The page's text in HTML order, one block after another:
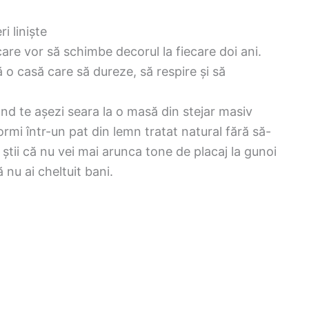
liniște
vor să schimbe decorul la fiecare doi ani.
casă care să dureze, să respire și să
te așezi seara la o masă din stejar masiv
într-un pat din lemn tratat natural fără să-
că nu vei mai arunca tone de placaj la gunoi
nu ai cheltuit bani.